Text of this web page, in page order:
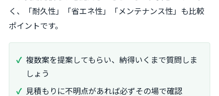
く、「耐久性」「省エネ性」「メンテナンス性」も比較
ポイントです。
複数案を提案してもらい、納得いくまで質問しま
しょう
見積もりに不明点があれば必ずその場で確認